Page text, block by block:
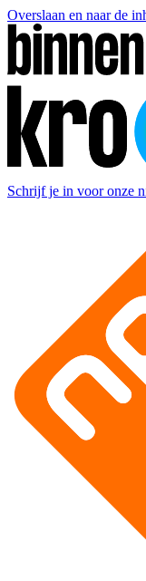
Overslaan en naar de
Schrijf je in voor onze